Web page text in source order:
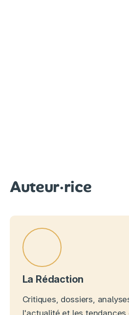
Auteur·rice
La Rédaction
Critiques, dossiers,